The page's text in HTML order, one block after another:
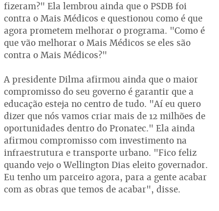
fizeram?" Ela lembrou ainda que o PSDB foi
contra o Mais Médicos e questionou como é que
agora prometem melhorar o programa. "Como é
que vão melhorar o Mais Médicos se eles são
contra o Mais Médicos?"
A presidente Dilma afirmou ainda que o maior
compromisso do seu governo é garantir que a
educação esteja no centro de tudo. "Aí eu quero
dizer que nós vamos criar mais de 12 milhões de
oportunidades dentro do Pronatec." Ela ainda
afirmou compromisso com investimento na
infraestrutura e transporte urbano. "Fico feliz
quando vejo o Wellington Dias eleito governador.
Eu tenho um parceiro agora, para a gente acabar
com as obras que temos de acabar", disse.